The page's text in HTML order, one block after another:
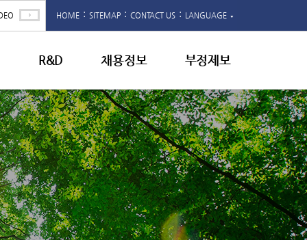
HOME : SITEMAP : CONTACT US : LANGUAGE ▼
R&D 채용정보 부정제보